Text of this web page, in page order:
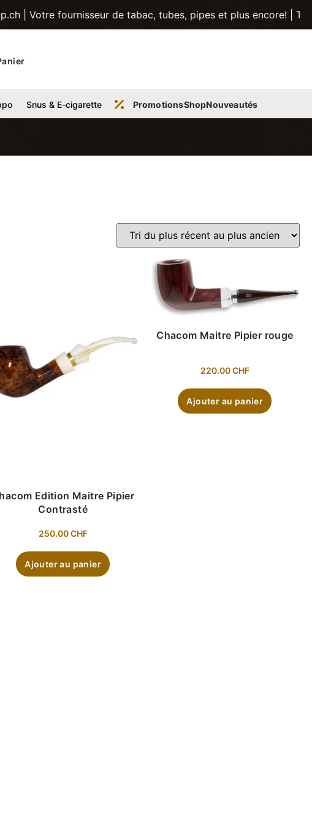
fournisseur de tabac, tubes, pipes et plus encore! | Trouvez
Snus & E-cigarette PromotionsShopNouveautés
Edition Maitre Pipier
Contrasté
250.00CHF
Ajouter au panier
Chacom Maitre Pipier rouge
220.00CHF
Ajouter au panier